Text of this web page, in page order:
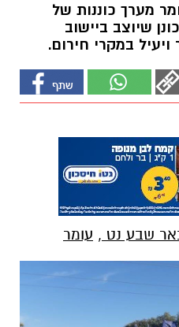
מערך כוננות של
שיוצב ביישוב
במקרי חירום.
שבע נט , עומר